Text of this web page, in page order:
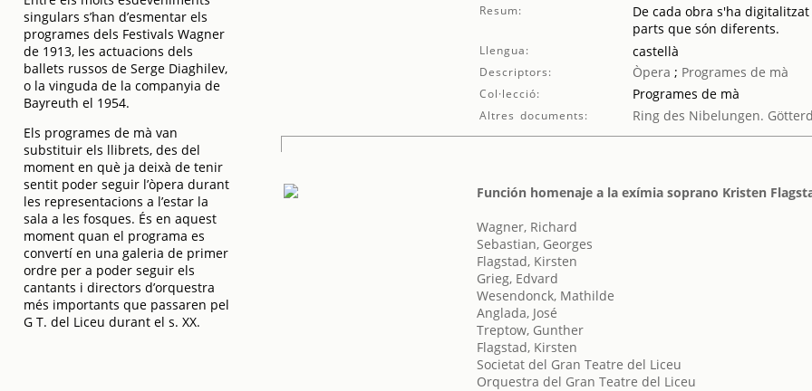
singulars s’han d’esmentar els
programes dels Festivals Wagner
de 1913, les actuacions dels
ballets russos de Serge Diaghilev,
o la vinguda de la companyia de
Bayreuth el 1954.
Els programes de mà van
substituir els llibrets, des del
moment en què ja deixà de tenir
sentit poder seguir l’òpera durant
les representacions a l’estar la
sala a les fosques. És en aquest
moment quan el programa es
convertí en una galeria de primer
ordre per a poder seguir els
cantants i directors d’orquestra
més importants que passaren pel
G T. del Liceu durant el s. XX.
Resum:
De cada obra s'ha
parts que són diferents.
Llengua: castellà
Descriptors: Òpera ; Programes de mà
Col·lecció: Programes de mà
Altres documents: Ring des Nibelungen.
Función homenaje a la exímia soprano Kristen
Wagner, Richard
Sebastian, Georges
Flagstad, Kirsten
Grieg, Edvard
Wesendonck, Mathilde
Anglada, José
Treptow, Gunther
Flagstad, Kirsten
Societat del Gran Teatre del Liceu
Orquestra del Gran Teatre del Liceu